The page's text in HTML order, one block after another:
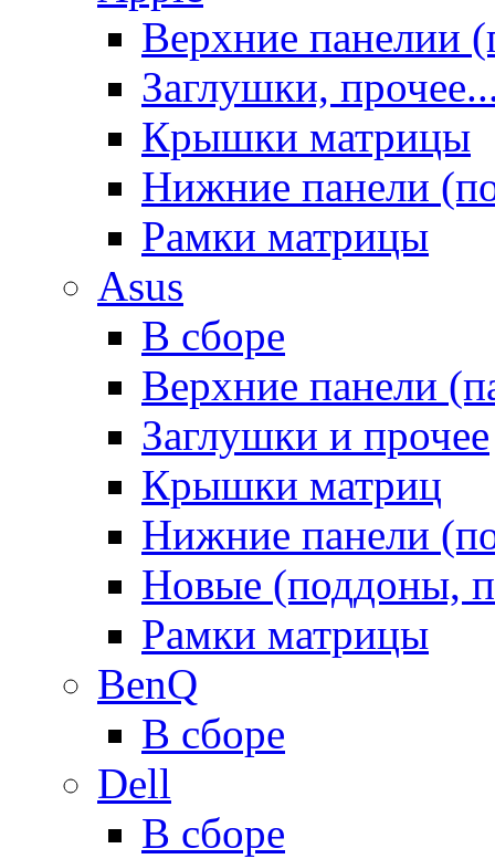
Верхние панелии
Заглушки,
Крышки матрицы
Нижние панели
Рамки матрицы
Asus
В сборе
Верхние панели
Заглушки и прочее
Крышки матриц
Нижние панели
Новые (поддоны,
Рамки матрицы
BenQ
В сборе
Dell
В сборе